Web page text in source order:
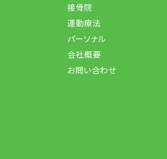
接骨院
運動療法
パーソナル
会社概要
お問い合わせ